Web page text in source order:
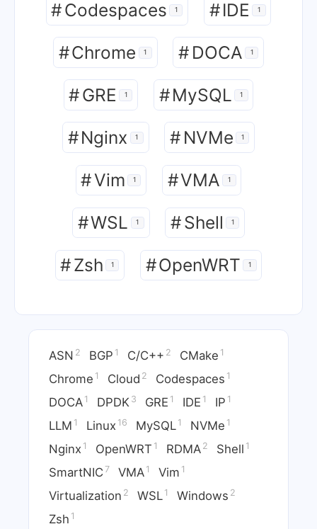
#LLM 1 #CMake
#Codespaces #
# Chrome 1 #DOCA
# GRE #MySQL
#Nginx #NVMe
#Vim #VMA
#WSL #Shell
#Zsh #OpenWRT
ASN 2 BGP 1 C/C++ 2 CMake 1
Chrome 1 Cloud 2 Codespaces 1
DOCA 1 DPDK 3 GRE 1 IDE 1 IP 1
LLM 1 Linux 16 MySQL 1 NVMe 1
Nginx 1 OpenWRT 1 RDMA 2 Shell 1
SmartNIC7 VMA 1 Vim 1
Virtualization 2 WSL 1 Windows 2
Zsh 1